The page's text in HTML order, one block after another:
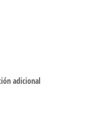
adicional